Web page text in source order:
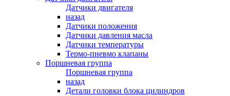
Датчики двигателя
назад
Датчики положения
Датчики давления масла
Датчики температуры
Термо-пневмо клапаны
Поршневая группа
Поршневая группа
назад
Детали головки блока цилиндров